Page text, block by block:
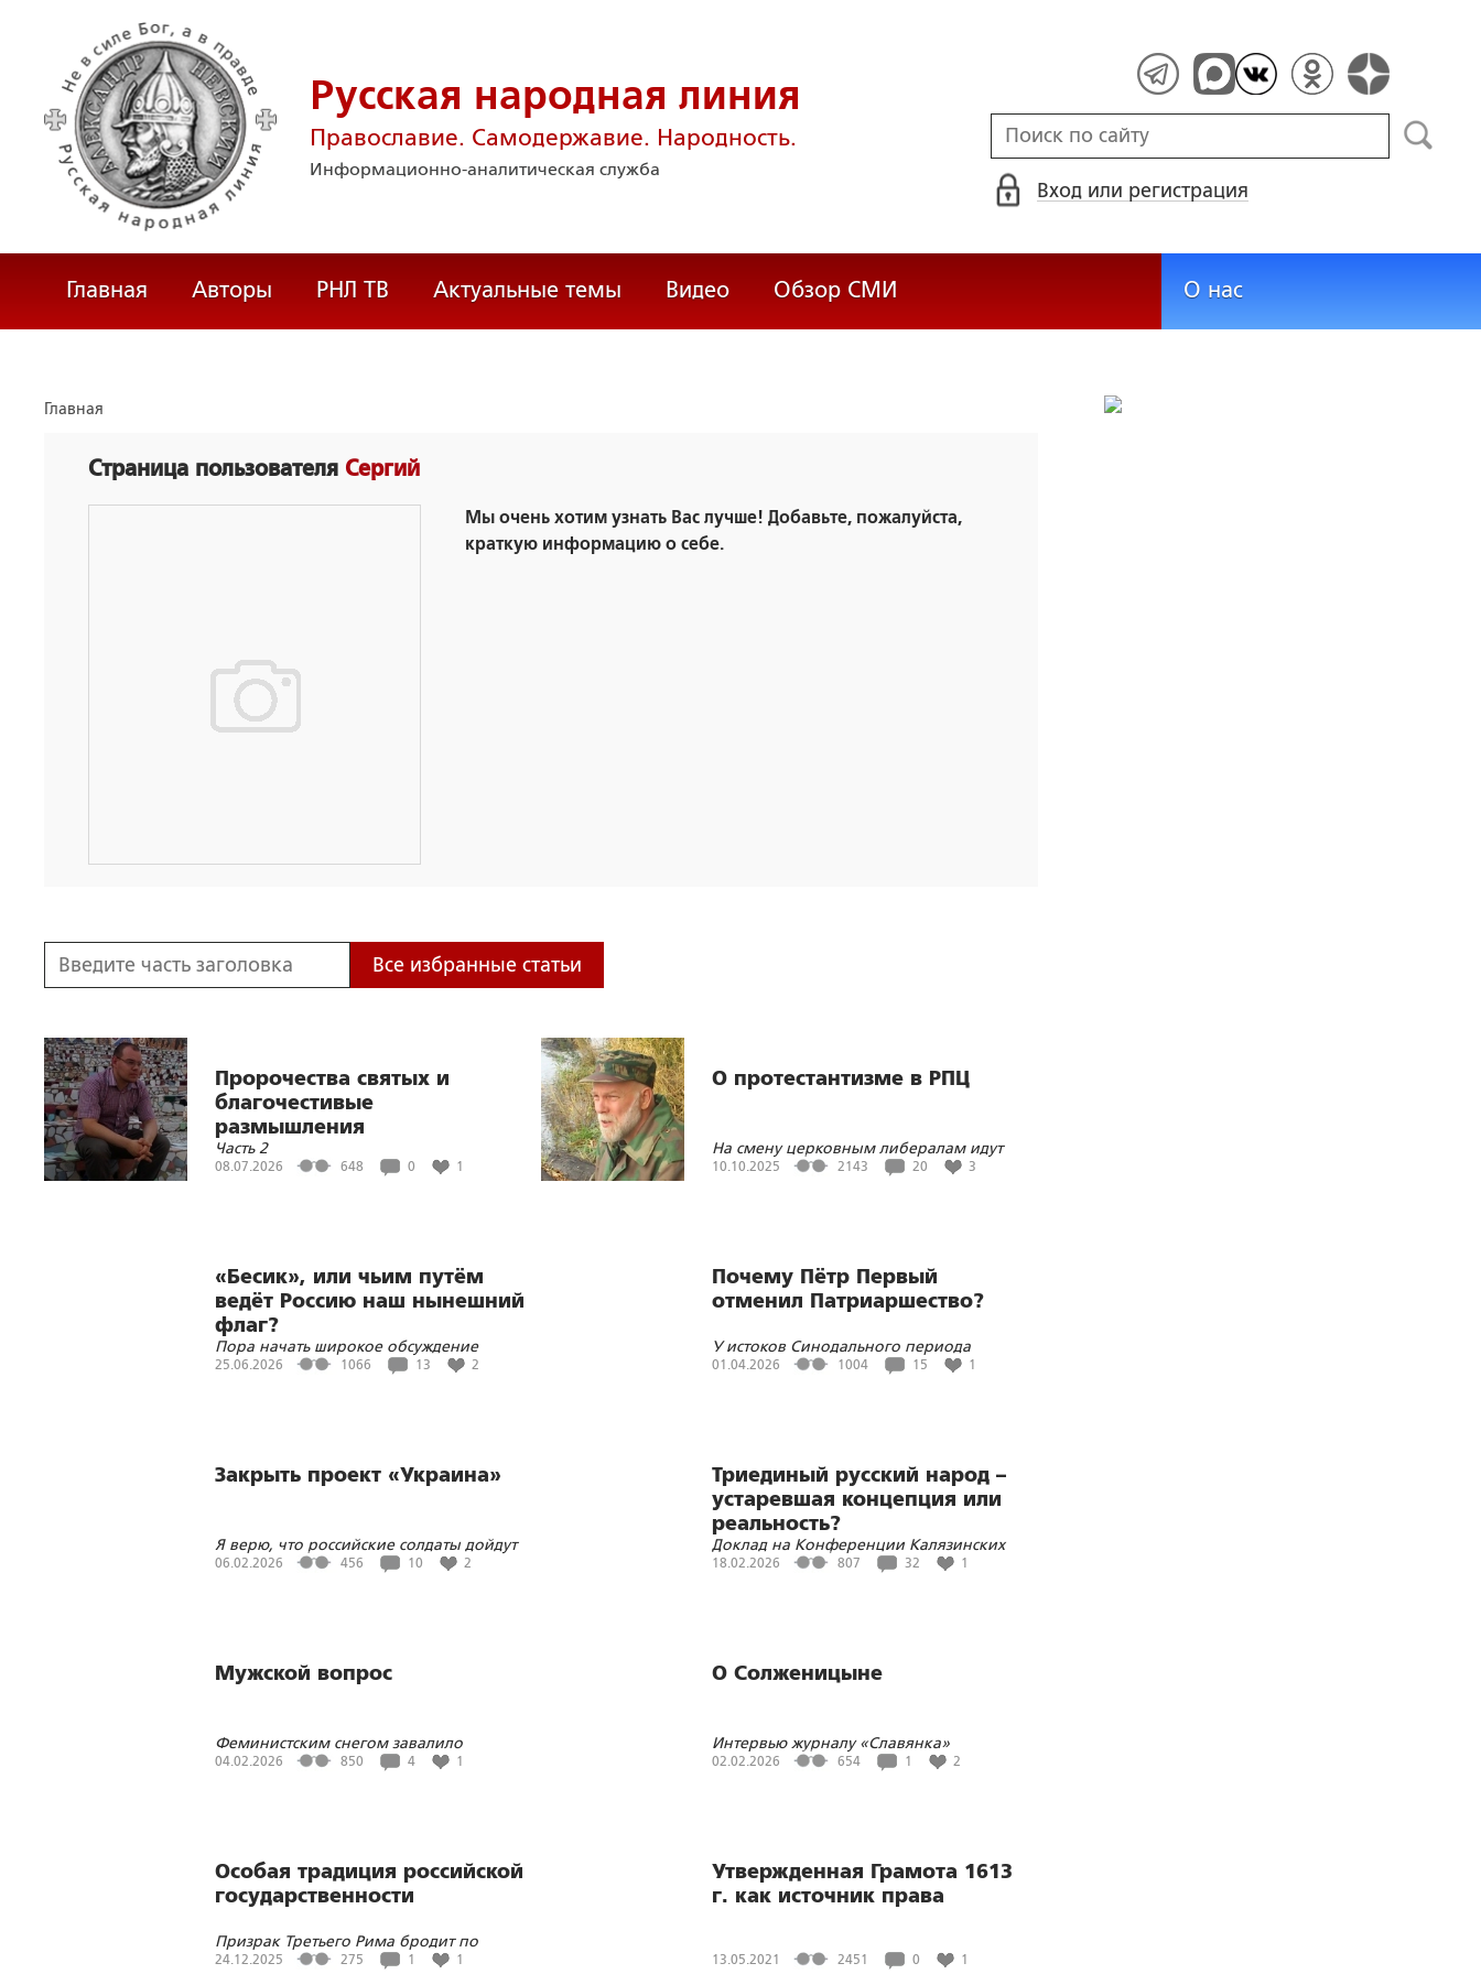
Русская народная линия
Православие. Самодержавие. Народность.
Информационно-аналитическая служба
Вход или регистрация
Главная Авторы РНЛ ТВ Актуальные темы Видео Обзор СМИ О нас
Главная
Страница пользователя Сергий
Мы очень хотим узнать Вас лучше! Добавьте, пожалуйста,
краткую информацию о себе.
Все избранные статьи
Пророчества святых и
благочестивые
размышления
современников о будущем
Часть 2
08.07.2026 648 0 1
О протестантизме в РПЦ
На смену церковным либералам идут
«православные националисты»
10.10.2025 2143 20 3
«Бесик», или чьим путём
ведёт Россию наш нынешний
флаг?
Пора начать широкое обсуждение
нового государственного флага России
25.06.2026 1066 13 2
Почему Пётр Первый
отменил Патриаршество?
У истоков Синодального периода
01.04.2026 1004 15 1
Закрыть проект «Украина»
Я верю, что российские солдаты дойдут
до границы с Польшей
06.02.2026 456 10 2
Триединый русский народ –
устаревшая концепция или
реальность?
Доклад на Конференции Калязинских
чтений Русского Собрания
18.02.2026 807 32 1
Мужской вопрос
Феминистским снегом завалило
Госдуму и страну?
04.02.2026 850 4 1
О Солженицыне
Интервью журналу «Славянка»
02.02.2026 654 1 2
Особая традиция российской
государственности
Призрак Третьего Рима бродит по
России, Европе и миру
24.12.2025 275 1 1
Утвержденная Грамота 1613
г. как источник права
13.05.2021 2451 0 1